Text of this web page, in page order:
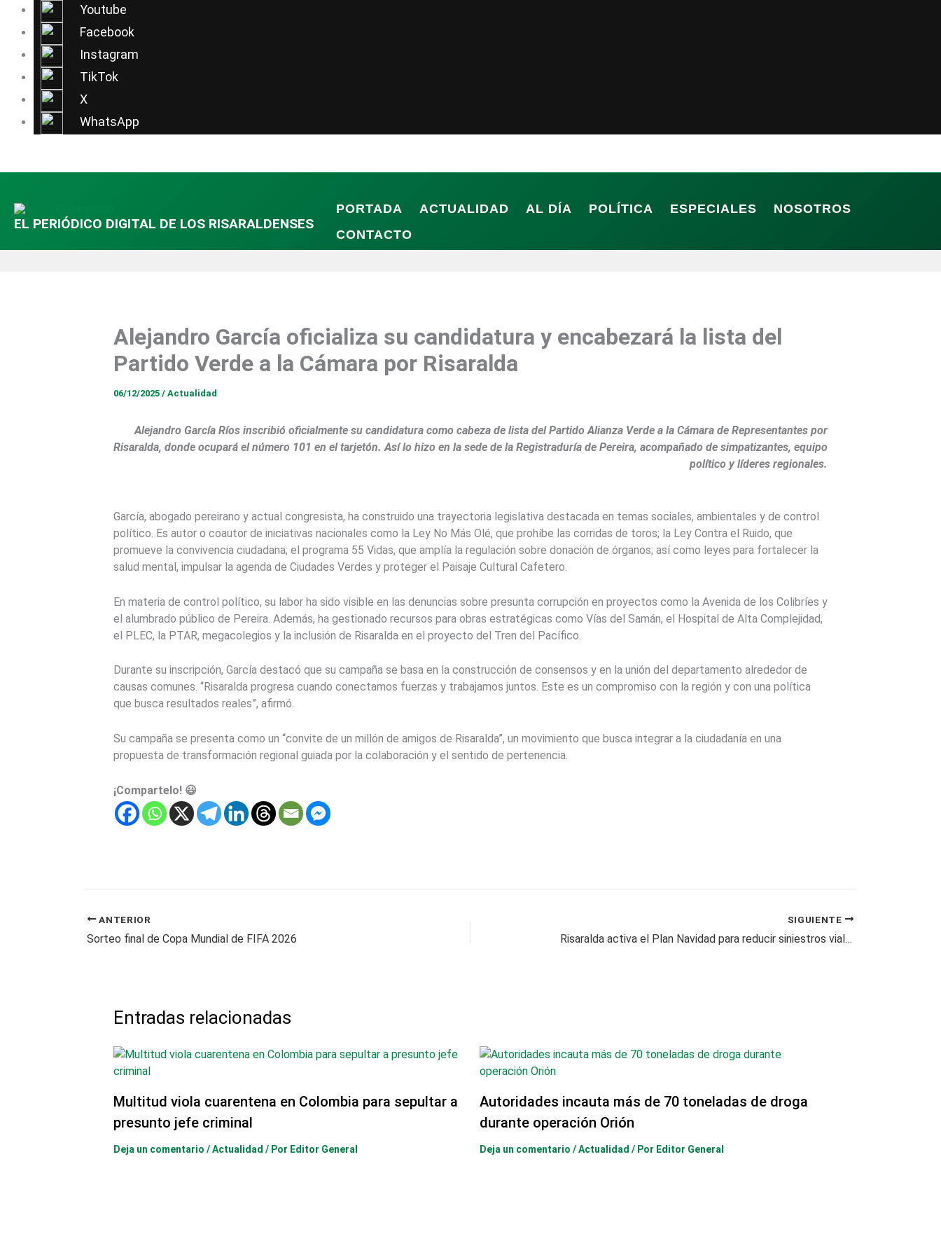
Youtube
Facebook
Instagram
TikTok
X
WhatsApp
contenido
EL PERIÓDICO DIGITAL DE LOS RISARALDENSES
PORTADA ACTUALIDAD AL DÍA POLÍTICA ESPECIALES
NOSOTROS
CONTACTO
Alejandro García oficializa su candidatura y encabezará la lista del
Partido Verde a la Cámara por Risaralda
06/12/2025 / Actualidad
Alejandro García Ríos inscribió oficialmente su candidatura como cabeza de lista del Partido Alianza Verde a la Cámara de Representantes por
Risaralda, donde ocupará el número 101 en el tarjetón. Así lo hizo en la sede de la Registraduría de Pereira, acompañado de simpatizantes, equipo
político y líderes regionales.
García, abogado pereirano y actual congresista, ha construido una trayectoria legislativa destacada en temas sociales, ambientales y de control
político. Es autor o coautor de iniciativas nacionales como la Ley No Más Olé, que prohíbe las corridas de toros; la Ley Contra el Ruido, que
promueve la convivencia ciudadana; el programa 55 Vidas, que amplía la regulación sobre donación de órganos; así como leyes para fortalecer la
salud mental, impulsar la agenda de Ciudades Verdes y proteger el Paisaje Cultural Cafetero.
En materia de control político, su labor ha sido visible en las denuncias sobre presunta corrupción en proyectos como la Avenida de los Colibríes y
el alumbrado público de Pereira. Además, ha gestionado recursos para obras estratégicas como Vías del Samán, el Hospital de Alta Complejidad,
el PLEC, la PTAR, megacolegios y la inclusión de Risaralda en el proyecto del Tren del Pacífico.
Durante su inscripción, García destacó que su campaña se basa en la construcción de consensos y en la unión del departamento alrededor de
causas comunes. “Risaralda progresa cuando conectamos fuerzas y trabajamos juntos. Este es un compromiso con la región y con una política
que busca resultados reales”, afirmó.
Su campaña se presenta como un “convite de un millón de amigos de Risaralda”, un movimiento que busca integrar a la ciudadanía en una
propuesta de transformación regional guiada por la colaboración y el sentido de pertenencia.
¡Compartelo! 😃
ANTERIOR
Sorteo final de Copa Mundial de FIFA 2026
SIGUIENTE
Risaralda activa el Plan Navidad para reducir siniestros viales en la temporada de fin de año
Entradas relacionadas
Multitud viola cuarentena en Colombia para sepultar a
presunto jefe criminal
Deja un comentario /Actualidad / Por Editor General
Autoridades incauta más de 70 toneladas de droga
durante operación Orión
Deja un comentario /Actualidad / Por Editor General